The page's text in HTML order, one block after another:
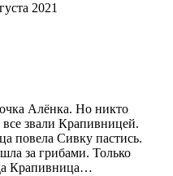
2021
Алёнка. Но никто
все звали Крапивницей.
Сивку пастись.
за грибами. Только
Крапивница…